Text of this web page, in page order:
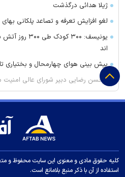
ژیلا هدائی درگذشت
لغو افزایش تعرفه و تصاعد پلکانی
یونیسف: ۳۰۰
اند
پیش بینی هوای چهارمحال و بختیاری
محسن رضایی دبیر شورای عالی
تهران خنک‌تر می‌شود
بقایای یک جسد در ارتفاعات شمیرانات
پیکاپ برقی ارزان فورد در راه بازار
عبور ۳۳ کشتی از طریق تنگه هرمز در یک هفته
کلیه حقوق مادی و معنوی این سایت محفوظ و
استفاده از آن با ذکر منبع بلامانع است.